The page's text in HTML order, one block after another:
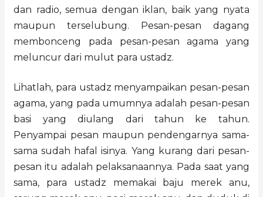
dan radio, semua dengan iklan, baik yang nyata
maupun terselubung. Pesan-pesan dagang
membonceng pada pesan-pesan agama yang
meluncur dari mulut para ustadz.
Lihatlah, para ustadz menyampaikan pesan-pesan
agama, yang pada umumnya adalah pesan-pesan
basi yang diulang dari tahun ke tahun.
Penyampai pesan maupun pendengarnya sama-
sama sudah hafal isinya. Yang kurang dari pesan-
pesan itu adalah pelaksanaannya. Pada saat yang
sama, para ustadz memakai baju merek anu,